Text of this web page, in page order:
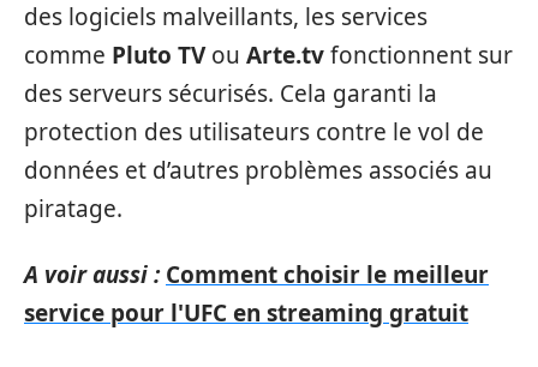
des logiciels malveillants, les services
comme Pluto TVou Arte.tvfonctionnent sur
des serveurs sécurisés. Cela garanti la
protection des utilisateurs contre le vol de
données et d’autres problèmes associés au
piratage.
A voir aussi : Comment choisir le meilleur
service pour l'UFC en streaming gratuit